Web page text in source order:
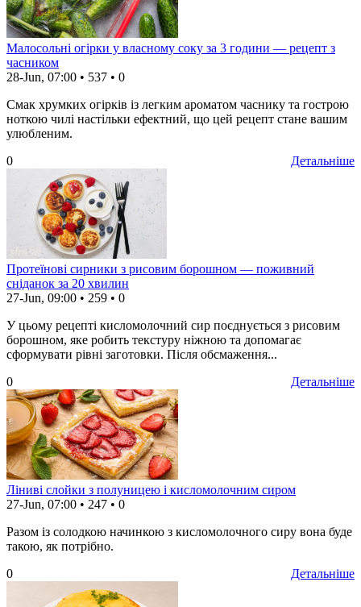
Малосольні огірки у власному соку за 3 години — рецепт з
часником
28-Jun, 07:00 • 537 • 0
Смак хрумких огірків із легким ароматом часнику та гострою
ноткою чилі настільки ефектний, що цей рецепт стане вашим
улюбленим.
Детальніше
0
Протеїнові сирники з рисовим борошном — поживний
сніданок за 20 хвилин
27-Jun, 09:00 • 259 • 0
У цьому рецепті кисломолочний сир поєднується з рисовим
борошном, яке робить текстуру ніжною та допомагає
сформувати рівні заготовки. Після обсмаження...
Детальніше
0
Ліниві слойки з полуницею і кисломолочним сиром
27-Jun, 07:00 • 247 • 0
Разом із солодкою начинкою з кисломолочного сиру вона буде
такою, як потрібно.
Детальніше
0